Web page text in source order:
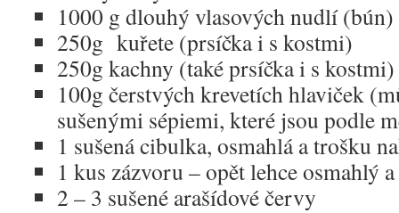
1000 g dlouhý vlasových nudlí (bún)
250g kuřete (prsíčka i s kostmi)
250g kachny (také prsíčka i s kostmi)
100g čerstvých krevetích hlaviček
sušenými sépiemi, které jsou podle
1 sušená cibulka, osmahlá a trošku
1 kus zázvoru – opět lehce osmahlý
2 – 3 sušené arašídové červy